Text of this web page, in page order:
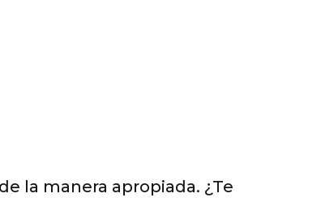
la manera apropiada. ¿Te